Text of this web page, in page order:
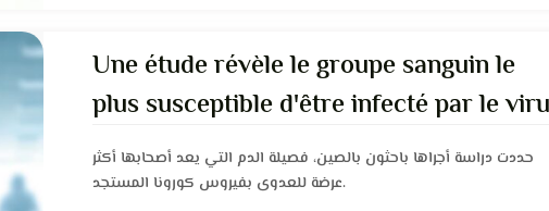
Une étude révèle le groupe sanguin le
plus susceptible d'être infecté par le
Corona
حددت دراسة أجراها باحثون بالصين، فصيلة الدم التي يعد أصحابها أكثر
عرضة للعدوى بفيروس كورونا المستجد.